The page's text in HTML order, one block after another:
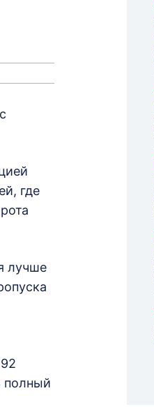
где
лучше
полный